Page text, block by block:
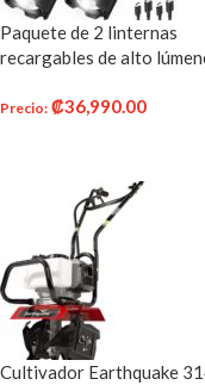
Paquete de 2 linternas
recargables de alto
súper brillante con 5
impermeable, potente luz
Precio: ₡36,990.00
Cultivador Earthquake